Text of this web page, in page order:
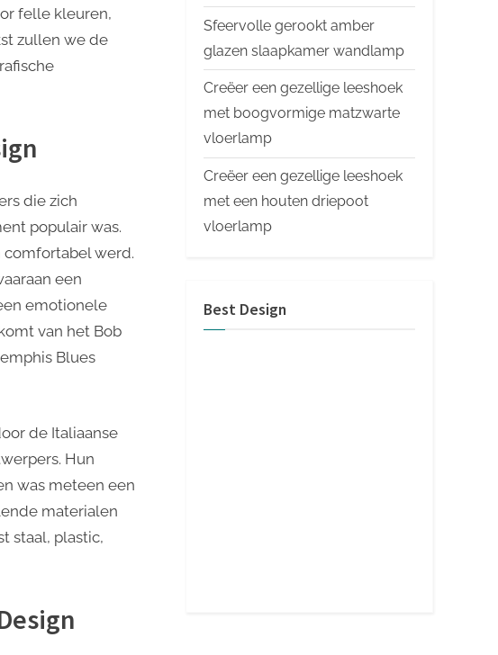
felle kleuren,
zullen we de
die zich
populair was.
werd.
een
emotionele
van het Bob
Blues
de Italiaanse
Hun
was meteen een
materialen
staal, plastic,
Sfeervolle gerookt amber
glazen slaapkamer wandlamp
Creëer een gezellige leeshoek
met boogvormige matzwarte
vloerlamp
Creëer een gezellige leeshoek
met een houten driepoot
vloerlamp
Best Design